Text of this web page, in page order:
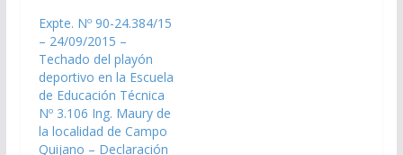
Presupuesto 2017 las
diversas obras para el
Departamento de
Cachi: Construcción de
un Playón Deportivo
para…
Expte. Nº 90-24.384/15
– 24/09/2015 –
Techado del playón
deportivo en la Escuela
de Educación Técnica
Nº 3.106 Ing. Maury de
la localidad de Campo
Quijano – Declaración